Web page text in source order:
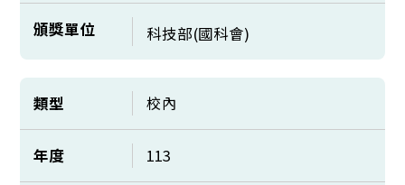
頒獎單位 科技部(國科會)
類型 校內
年度 113